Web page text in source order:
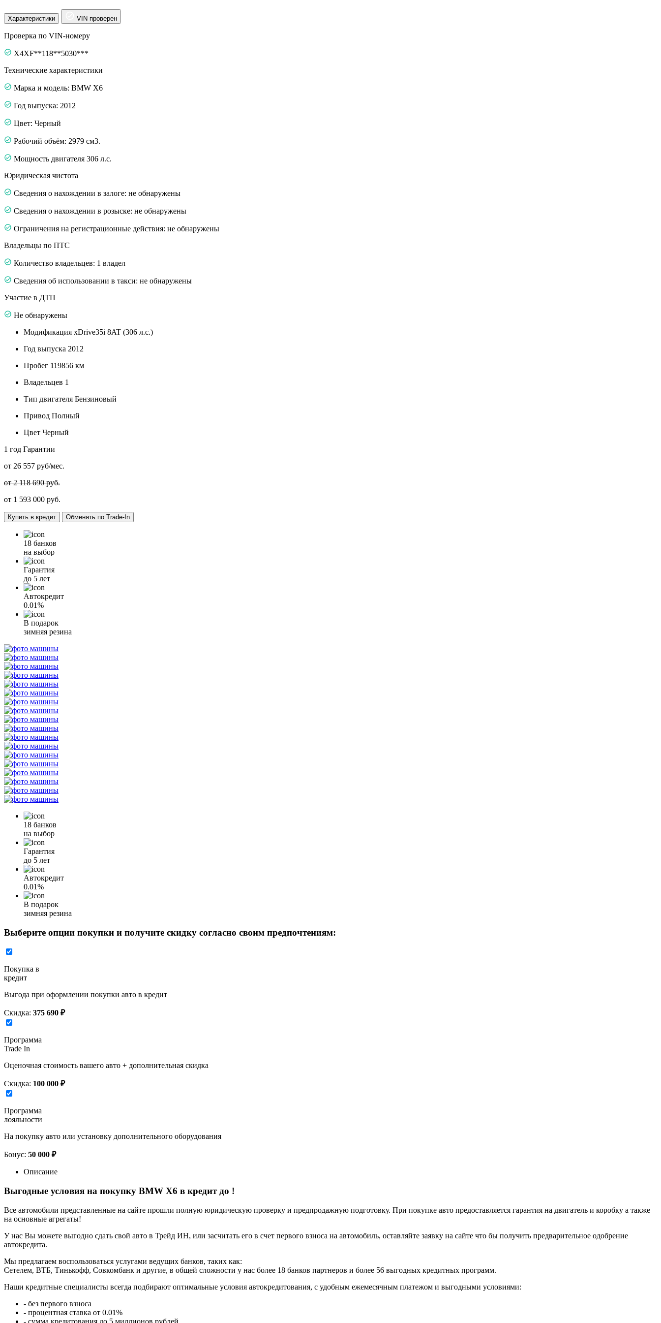
Характеристики VIN проверен
Проверка по VIN-номеру
X4XF**118**5030***
Технические характеристики
Марка и модель: BMW X6
Год выпуска: 2012
Цвет: Черный
Рабочий объём: 2979 см3.
Мощность двигателя 306 л.с.
Юридическая чистота
Сведения о нахождении в залоге: не обнаружены
Сведения о нахождении в розыске: не обнаружены
Ограничения на регистрационные действия: не обнаружены
Владельцы по ПТС
Количество владельцев: 1 владел
Сведения об использовании в такси: не обнаружены
Участие в ДТП
Не обнаружены
Модификация xDrive35i 8AT (306 л.с.)
Год выпуска 2012
Пробег 119856 км
Владельцев 1
Тип двигателя Бензиновый
Привод Полный
Цвет Черный
1 год Гарантии
от 26 557 руб/мес.
от 2 118 690 руб.
от 1 593 000 руб.
Купить в кредит Обменять по Trade-In
18 банков
на выбор
Гарантия
до 5 лет
Автокредит
0.01%
В подарок
зимняя резина
18 банков
на выбор
Гарантия
до 5 лет
Автокредит
0.01%
В подарок
зимняя резина
Выберите опции покупки и получите скидку согласно своим предпочтениям:
Покупка в
кредит
Выгода при оформлении покупки авто в кредит
Скидка: 375 690 ₽
Программа
Trade In
Оценочная стоимость вашего авто + дополнительная скидка
Скидка: 100 000 ₽
Программа
лояльности
На покупку авто или установку дополнительного оборудования
Бонус: 50 000 ₽
Описание
Выгодные условия на покупку BMW X6 в кредит до !
Все автомобили представленные на сайте прошли полную юридическую проверку и предпродажную подготовку. При покупке авто предоставляется гарантия на двигатель и коробку а также
на основные агрегаты!
У нас Вы можете выгодно сдать свой авто в Трейд ИН, или засчитать его в счет первого взноса на автомобиль, оставляйте заявку на сайте что бы получить предварительное одобрение
автокредита.
Мы предлагаем воспользоваться услугами ведущих банков, таких как:
Сетелем, ВТБ, Тинькофф, Совкомбанк и другие, в общей сложности у нас более 18 банков партнеров и более 56 выгодных кредитных программ.
Наши кредитные специалисты всегда подбирают оптимальные условия автокредитования, с удобным ежемесячным платежом и выгодными условиями:
- без первого взноса
- процентная ставка от 0.01%
- сумма кредитования до 5 миллионов рублей